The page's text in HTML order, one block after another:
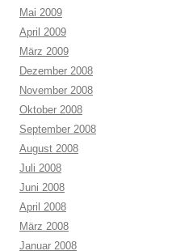
Mai 2009
April 2009
März 2009
Dezember 2008
November 2008
Oktober 2008
September 2008
August 2008
Juli 2008
Juni 2008
April 2008
März 2008
Januar 2008